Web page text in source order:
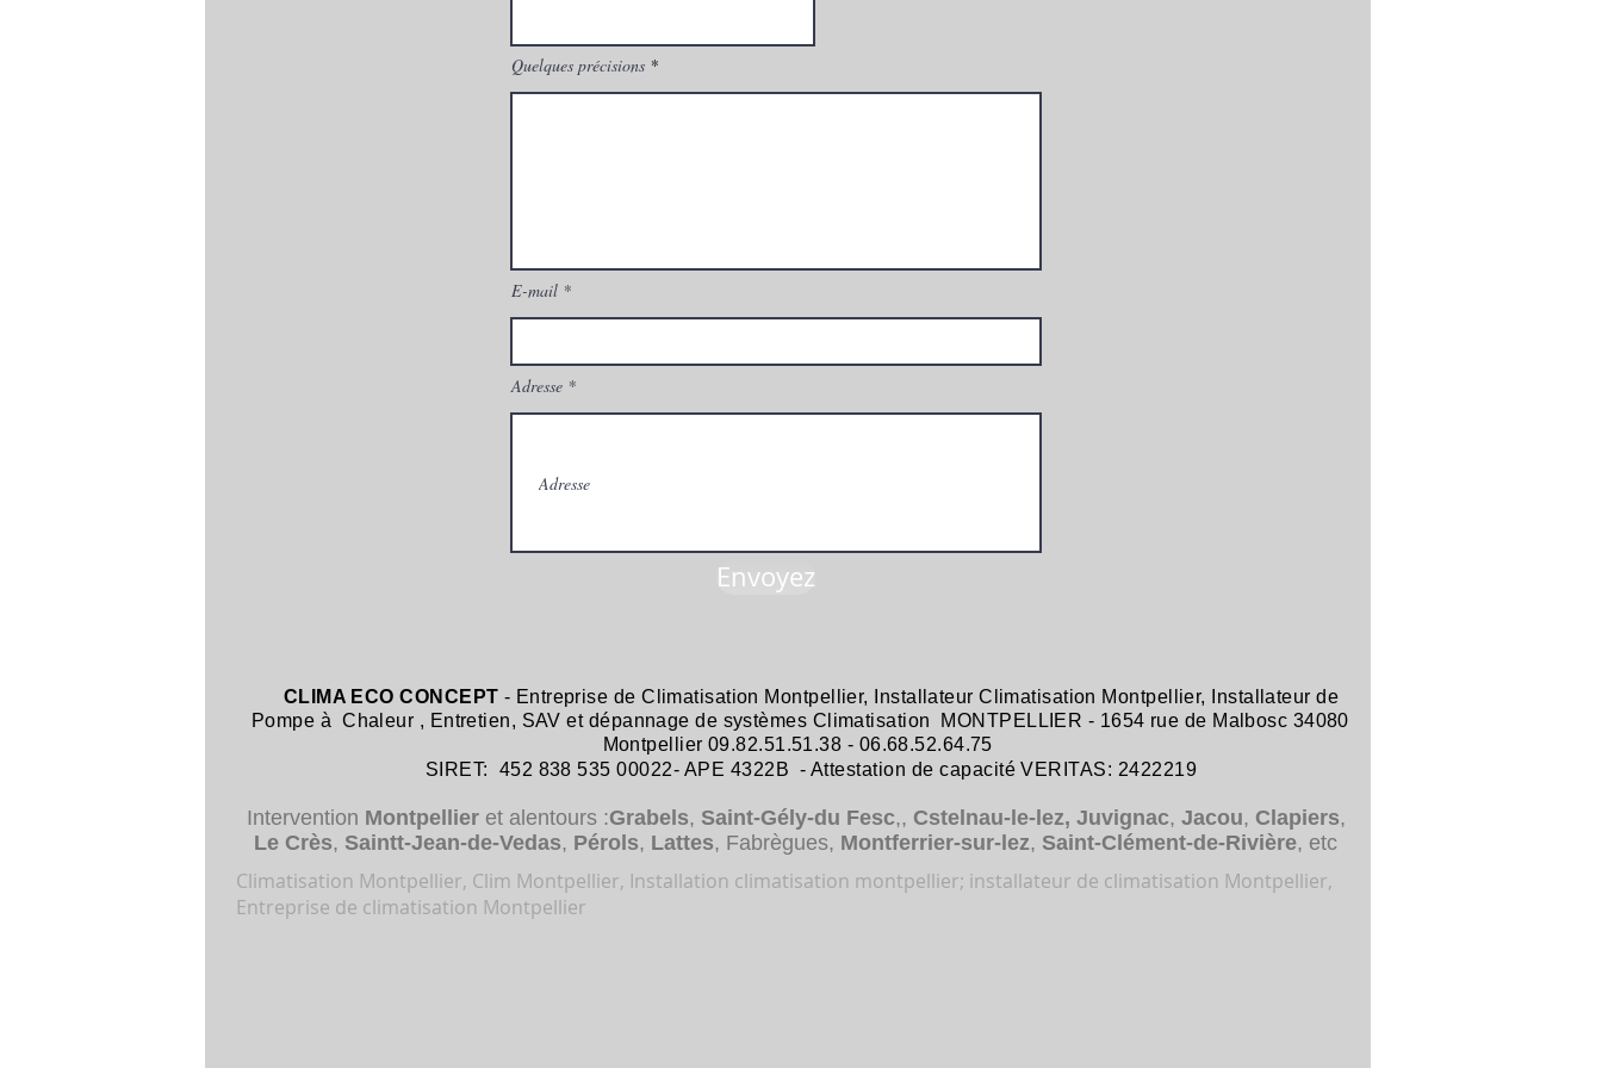
Quelques précisions
E-mail
Adresse
Envoyez
CLIMA ECO CONCEPT - Entreprise deClimatisation Montpellier, Installateur Climatisation Montpellier,
Installateur de
Pompe à Chaleur , Entretien, SAV et dépannage de systèmes Climatisation MONTPELLIER - 1654 rue de Malbosc 34080
Montpellier 09.82.51.51.38 - 06.68.52.64.75
SIRET: 452 838 535 00022- APE 4322B - Attestation de capacité VERITAS: 2422219
Intervention Montpellieret alentours :Grabels, Saint-Gély-du Fesc,, Cstelnau-le-lez, Juvignac, Jacou, Clapiers,
Le Crès, Saintt-Jean-de-Vedas, Pérols, Lattes, Fabrègues, Montferrier-sur-lez, Saint-Clément-de-Rivière, etc
Climatisation Montpellier, Clim Montpellier, Installation climatisation montpellier; installateur de climatisation Montpellier,
Entreprise de climatisation Montpellier